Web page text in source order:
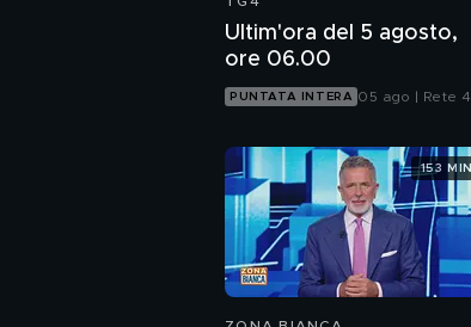
Ultim'ora del 5 agosto,
ore 06.00
PUNTATA INTERA 05 ago | Rete 4
153 MIN